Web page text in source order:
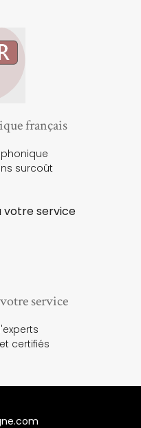
français
surcoût
service
certifiés